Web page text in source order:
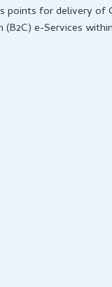
points for delivery of
e-Services